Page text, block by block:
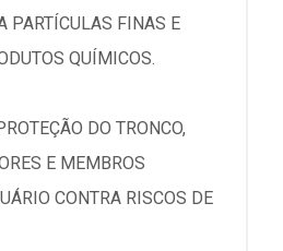
PARTÍCULAS FINAS E
QUÍMICOS.
DO TRONCO,
E MEMBROS
CONTRA RISCOS DE